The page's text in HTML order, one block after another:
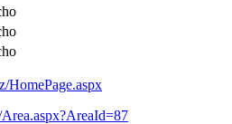
HomePage.aspx